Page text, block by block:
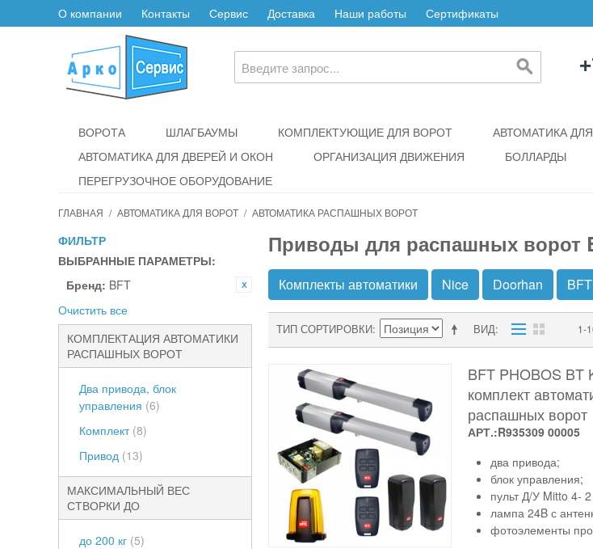
О компании Контакты Сервис Доставка Наши работы Сертификаты
ВОРОТА ШЛАГБАУМЫ КОМПЛЕКТУЮЩИЕ ДЛЯ ВОРОТ АВТОМАТИКА
АВТОМАТИКА ДЛЯ ДВЕРЕЙ И ОКОН
ОРГАНИЗАЦИЯ ДВИЖЕНИЯ БОЛЛАРДЫ
ПЕРЕГРУЗОЧНОЕ ОБОРУДОВАНИЕ
ГЛАВНАЯ / АВТОМАТИКА ДЛЯ ВОРОТ / АВТОМАТИКА РАСПАШНЫХ ВОРОТ
ФИЛЬТР
ВЫБРАННЫЕ ПАРАМЕТРЫ:
Бренд: BFT
Очистить все
КОМПЛЕКТАЦИЯ АВТОМАТИКИ
РАСПАШНЫХ ВОРОТ
Два привода, блок
управления (6)
Комплект (8)
Привод (13)
МАКСИМАЛЬНЫЙ ВЕС
СТВОРКИ ДО
до 200 кг (5)
Приводы для распашных ворот
Комплекты автоматики Nice Doorhan BFT
ВИД
ТИП СОРТИРОВКИ 1-
BFT PHOBOS BT
комплект
распашных ворот
АРТ.:R935309 00005
два привода;
блок управления;
пульт Д/У Mitto 4-
лампа 24B с
фотоэлементы